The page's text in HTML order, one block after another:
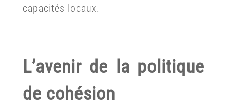
capacités locaux.
L’avenir de la politique
de cohésion